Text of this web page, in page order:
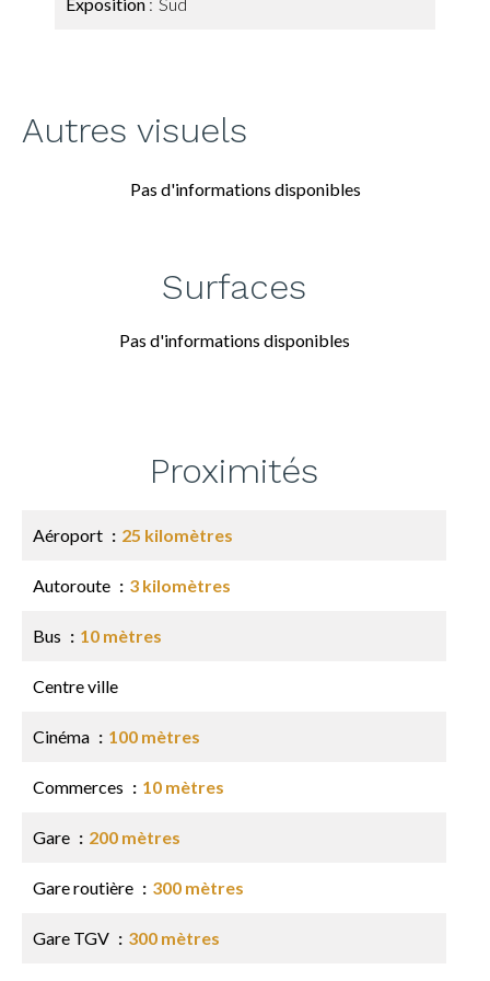
Autres visuels
Pas d'informations disponibles
Surfaces
Pas d'informations disponibles
Proximités
Aéroport 25 kilomètres
Autoroute 3 kilomètres
Bus 10 mètres
Centre ville
Cinéma 100 mètres
Commerces 10 mètres
Gare 200 mètres
Gare routière 300 mètres
Gare TGV 300 mètres